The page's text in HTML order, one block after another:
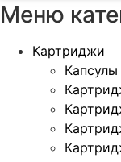
Меню
Картриджи